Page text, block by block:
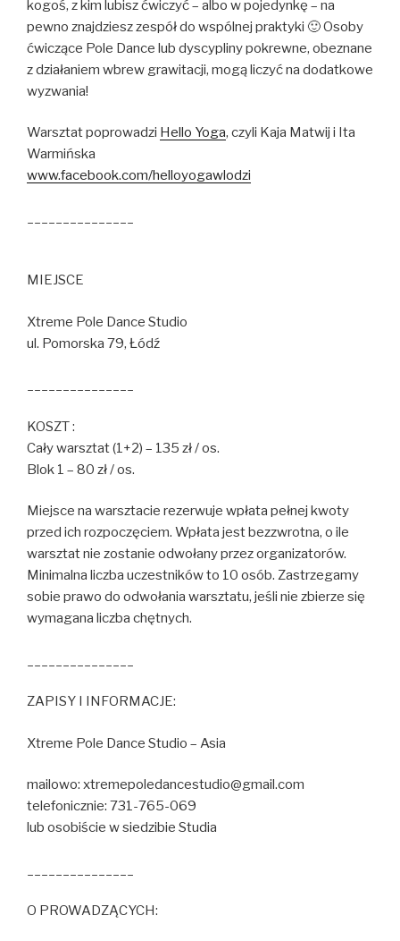
kogoś, z kim lubisz ćwiczyć – albo w pojedynkę – na
pewno znajdziesz zespół do wspólnej praktyki 🙂 Osoby
ćwiczące Pole Dance lub dyscypliny pokrewne, obeznane
z działaniem wbrew grawitacji, mogą liczyć na dodatkowe
wyzwania!
Warsztat poprowadzi Hello Yoga, czyli Kaja Matwij i Ita
Warmińska
www.facebook.com/helloyogawlodzi
MIEJSCE
Xtreme Pole Dance Studio
ul. Pomorska 79, Łódź
KOSZT :
Cały warsztat (1+2) – 135 zł / os.
Blok 1 – 80 zł / os.
Miejsce na warsztacie rezerwuje wpłata pełnej kwoty
przed ich rozpoczęciem. Wpłata jest bezzwrotna, o ile
warsztat nie zostanie odwołany przez organizatorów.
Minimalna liczba uczestników to 10 osób. Zastrzegamy
sobie prawo do odwołania warsztatu, jeśli nie zbierze się
wymagana liczba chętnych.
ZAPISY I INFORMACJE:
Xtreme Pole Dance Studio – Asia
mailowo: xtremepoledancestudio@gmail.com
telefonicznie: 731-765-069
lub osobiście w siedzibie Studia
O PROWADZĄCYCH: